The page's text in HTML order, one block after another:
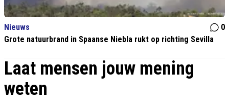
Nieuws
0
Grote natuurbrand in Spaanse Niebla rukt op richting Sevilla
Laat mensen jouw mening
weten